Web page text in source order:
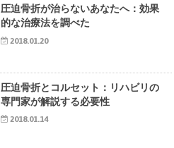
圧迫骨折が治らないあなたへ：効果
的な治療法を調べた
2018.01.20
圧迫骨折とコルセット：リハビリの
専門家が解説する必要性
2018.01.14